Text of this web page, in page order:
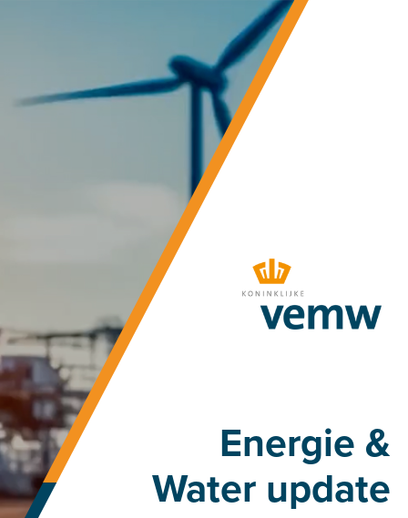
Energie &
Water update